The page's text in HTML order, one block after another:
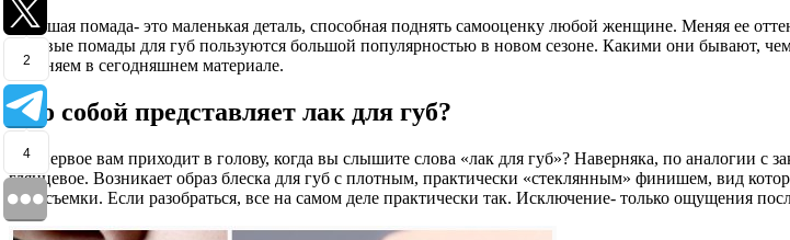
Хорошая помада- это маленькая деталь, способная поднять самооценку любой женщине. Меняя ее
Лаковые помады для губ пользуются большой популярностью в новом сезоне. Какими они бывают,
выясняем в сегодняшнем материале.
Что собой представляет лак для губ?
Что первое вам приходит в голову, когда вы слышите слова «лак для губ»? Наверняка, по аналогии с
глянцевое. Возникает образ блеска для губ с плотным, практически «стеклянным» финишем, вид
фотосъемки. Если разобраться, все на самом деле практически так. Исключение- только ощущения
2
4